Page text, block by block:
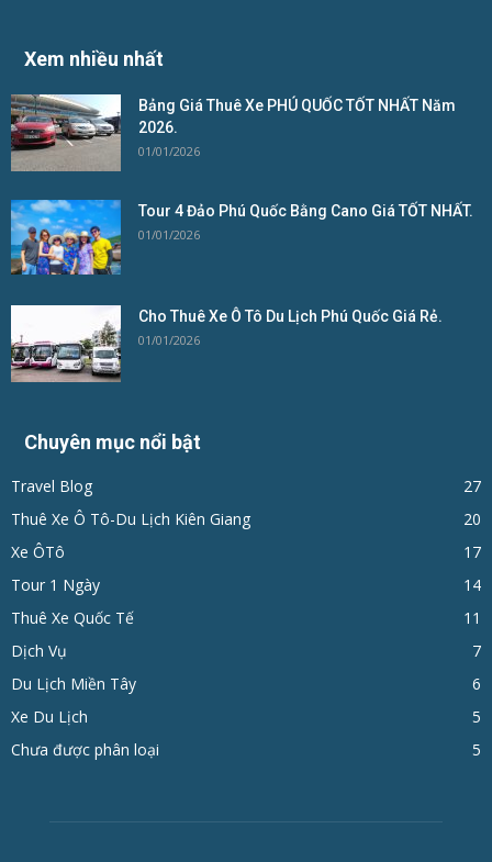
Xem nhiều nhất
Bảng Giá Thuê Xe PHÚ QUỐC TỐT NHẤT Năm
2026.
01/01/2026
Tour 4 Đảo Phú Quốc Bằng Cano Giá TỐT NHẤT.
01/01/2026
Cho Thuê Xe Ô Tô Du Lịch Phú Quốc Giá Rẻ.
01/01/2026
Chuyên mục nổi bật
Travel Blog
27
Thuê Xe Ô Tô-Du Lịch Kiên Giang
20
Xe ÔTô
17
Tour 1 Ngày
14
Thuê Xe Quốc Tế
11
Dịch Vụ
7
Du Lịch Miền Tây
6
Xe Du Lịch
5
Chưa được phân loại
5